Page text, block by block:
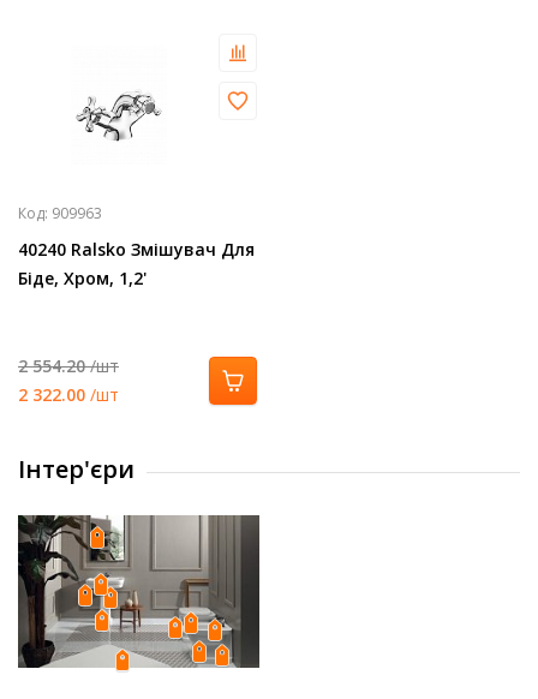
Код: 909963
40240 Ralsko Змішувач Для
Біде, Хром, 1,2'
2 554.20/шт
2 322.00 /шт
Інтер'єри